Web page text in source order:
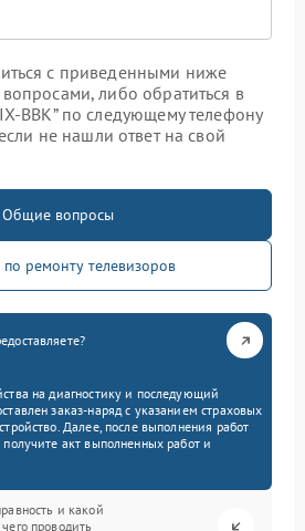
с приведенными ниже
либо обратиться в
BBK” по следующему телефону
не нашли ответ на свой
Общие вопросы
ремонту телевизоров
на диагностику и последующий
заказ-наряд с указанием страховых
Далее, после выполнения работ
акт выполненных работ и
и какой
проводить